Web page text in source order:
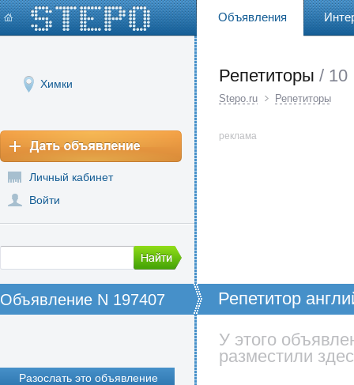
Объявления
Химки
Личный кабинет
Войти
Репетиторы / 10
Stepo.ru Репетиторы
реклама
Объявление N 197407 Репетитор
Разослать это объявление
У этого
разместили